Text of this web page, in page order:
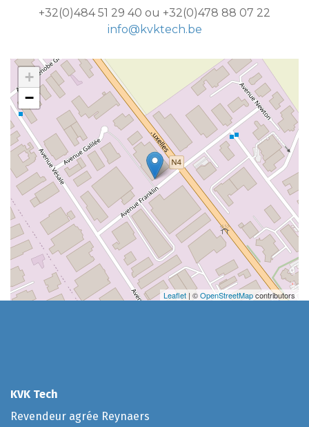
+32(0)484 51 29 40 ou +32(0)478 88 07 22
info@kvktech.be
+
−
Leaflet | ©OpenStreetMapcontributors
KVK Tech
Revendeur agrée Reynaers